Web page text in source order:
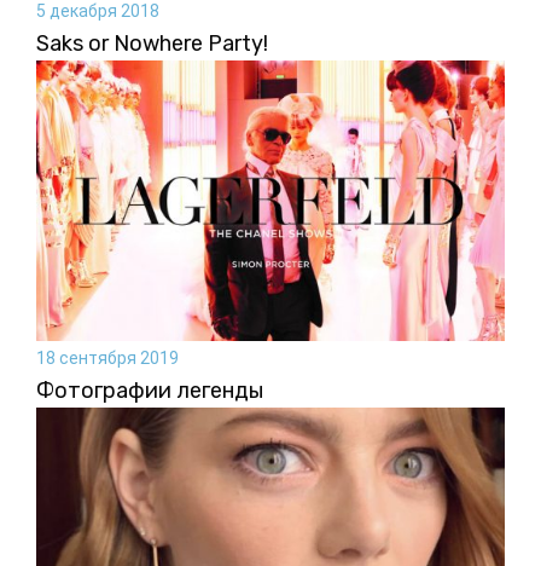
5 декабря 2018
Saks or Nowhere Party!
18 сентября 2019
Фотографии легенды